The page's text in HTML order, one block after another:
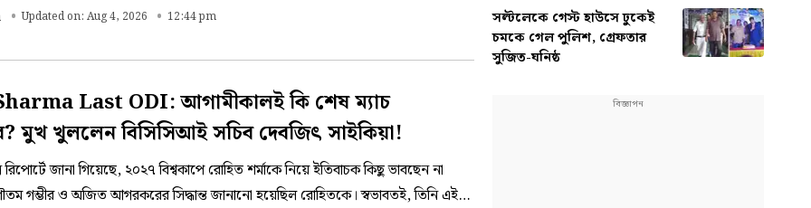
প্রশ্ন উঠছে।
Updated on: Aug 4, 2026 12:44 pm
Last ODI: আগামীকালই কি শেষ ম্যাচ
মুখ খুললেন বিসিসিআই সচিব দেবজিৎ সাইকিয়া!
রিপোর্টে জানা গিয়েছে, ২০২৭ বিশ্বকাপে রোহিত শর্মাকে নিয়ে ইতিবাচক কিছু ভাবছেন না
গম্ভীর ও অজিত আগরকরের সিদ্ধান্ত জানানো হয়েছিল রোহিতকে। স্বভাবতই, তিনি এই
সল্টলেকে গেস্ট হাউসে ঢুকেই
চমকে গেল পুলিশ, গ্রেফতার
সুজিত-ঘনিষ্ঠ